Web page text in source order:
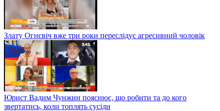
Злату Огнєвіч вже три роки переслідує агресивний чоловік
Юрист Вадим Чунжин пояснює, що робити та до кого
звертатись, коли топлять сусіди